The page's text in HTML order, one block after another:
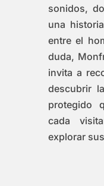
sonidos,
una
entre el
duda,
invita a
descubrir
protegido
cada
explorar